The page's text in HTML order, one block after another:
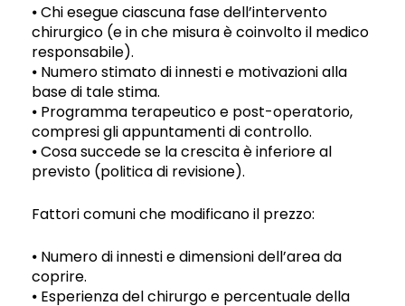
⦁ Chi esegue ciascuna fase dell’intervento
chirurgico (e in che misura è coinvolto il medico
responsabile).
⦁ Numero stimato di innesti e motivazioni alla
base di tale stima.
⦁ Programma terapeutico e post-operatorio,
compresi gli appuntamenti di controllo.
⦁ Cosa succede se la crescita è inferiore al
previsto (politica di revisione).
Fattori comuni che modificano il prezzo:
⦁ Numero di innesti e dimensioni dell’area da
coprire.
⦁ Esperienza del chirurgo e percentuale della